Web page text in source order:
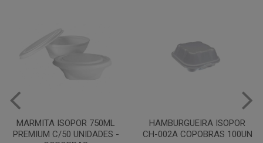
HAMBURGUEIRA ISOPOR
CH-002A COPOBRAS 100UN
CAIXA PARDA PIZZA N30
OITAVADA BALUARTE C/10